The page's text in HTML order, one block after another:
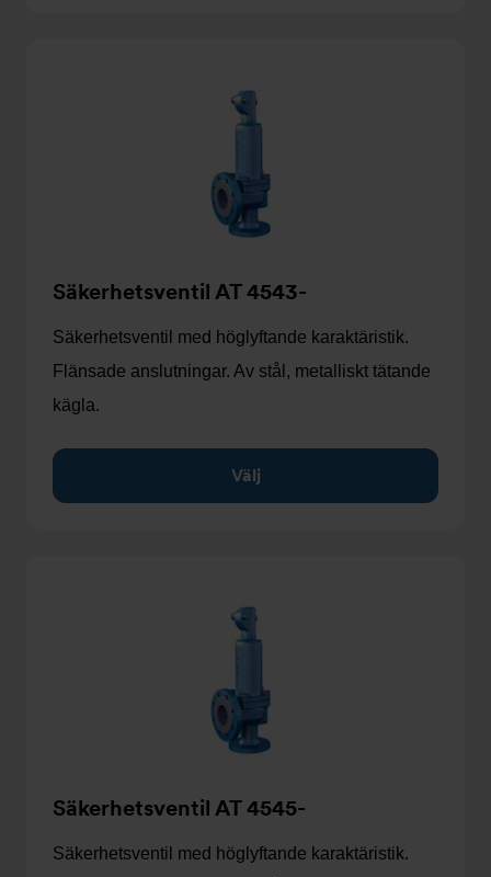
Säkerhetsventil AT 4543-
Säkerhetsventil med höglyftande karaktäristik.
Flänsade anslutningar. Av stål, metalliskt tätande
kägla.
Välj
Säkerhetsventil AT 4545-
Säkerhetsventil med höglyftande karaktäristik.